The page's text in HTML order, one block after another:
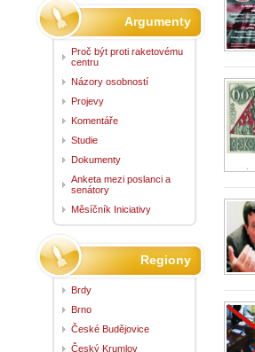
Argumenty
Proč být proti raketovému
centru
Názory osobností
Projevy
Komentáře
Studie
Dokumenty
Anketa mezi poslanci a
senátory
Měsíčník Iniciativy
Regiony
Brdy
Brno
České Budějovice
Český Krumlov